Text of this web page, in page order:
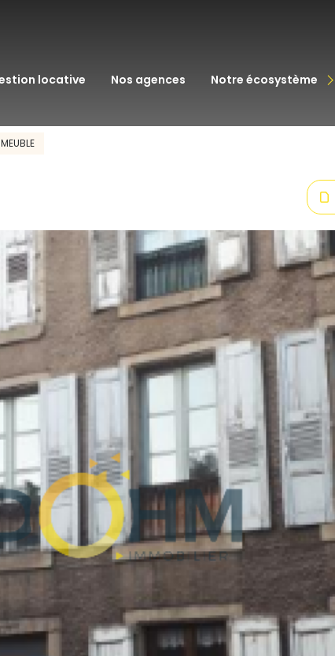
locative nos agences notre écosystème
courtage en prêt